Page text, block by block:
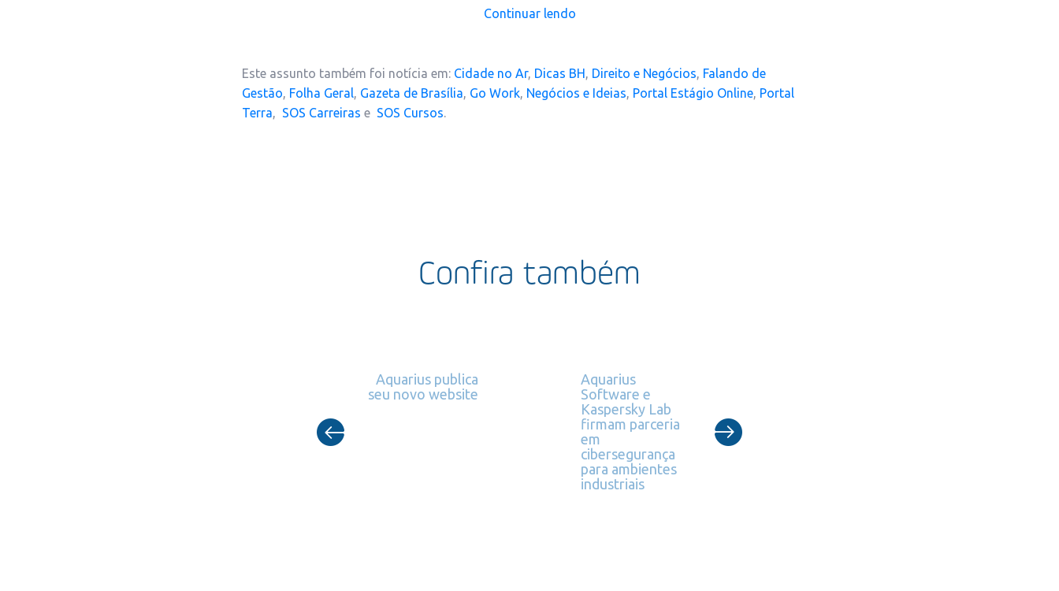
Continuar lendo
Este assunto também foi notícia em: Cidade no Ar, Dicas BH, Direito e Negócios, Falando de
Gestão, Folha Geral, Gazeta de Brasília, Go Work, Negócios e Ideias, Portal Estágio Online, Portal
Terra, SOS Carreiras e SOS Cursos.
Confira também
Aquarius publica
seu novo website
Aquarius
Software e
Kaspersky Lab
firmam parceria
em
cibersegurança
para ambientes
industriais